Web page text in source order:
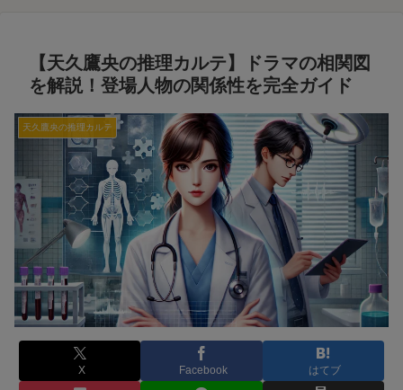
【天久鷹央の推理カルテ】ドラマの相関図
を解説！登場人物の関係性を完全ガイド
天久鷹央の推理カルテ
X Facebook はてブ